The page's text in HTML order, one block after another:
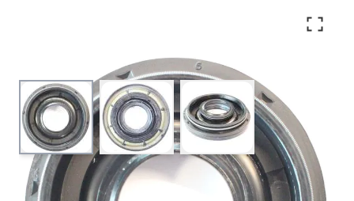
View larger imageView larger imageView larger image